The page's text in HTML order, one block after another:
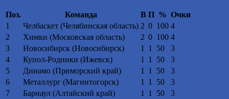
Поз. Команда В П % Очки
1
Челбаскет (Челябинская область) 2 0 100 4
2
Химки (Московская область) 2 0 100 4
3
Новосибирск (Новосибирск) 1 1 50
3
4
Купол-Родники (Ижевск) 1 1 50
3
5
Динамо (Приморский край) 1 1 50
3
6
Металлург (Магнитогорск) 1 1 50
3
7
Барнаул (Алтайский край) 1 1 50 3